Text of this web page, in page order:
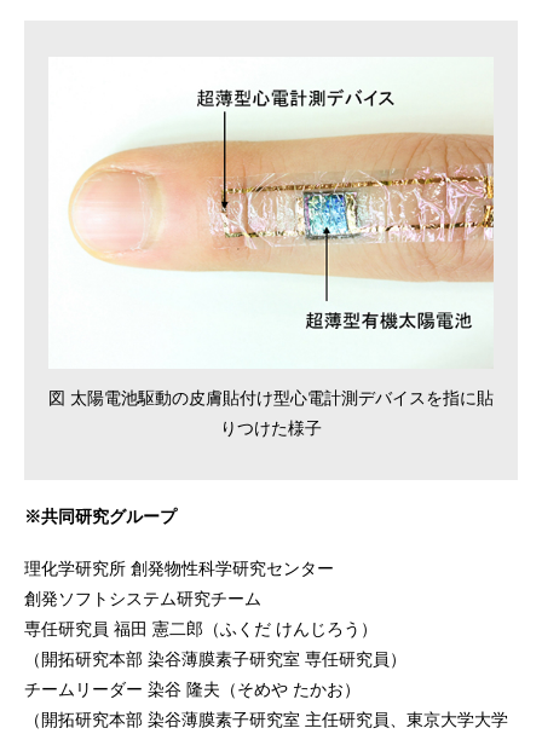
図 太陽電池駆動の皮膚貼付け型心電計測デバイスを指に貼
りつけた様子
※共同研究グループ
理化学研究所 創発物性科学研究センター
創発ソフトシステム研究チーム
専任研究員 福田 憲二郎（ふくだ けんじろう）
（開拓研究本部 染谷薄膜素子研究室 専任研究員）
チームリーダー 染谷 隆夫（そめや たかお）
（開拓研究本部 染谷薄膜素子研究室 主任研究員、東京大学大学